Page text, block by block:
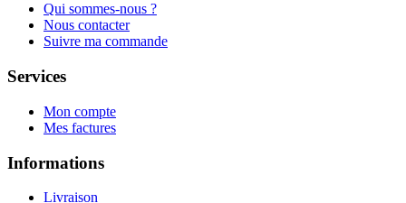
Qui sommes-nous ?
Nous contacter
Suivre ma commande
Services
Mon compte
Mes factures
Informations
Livraison